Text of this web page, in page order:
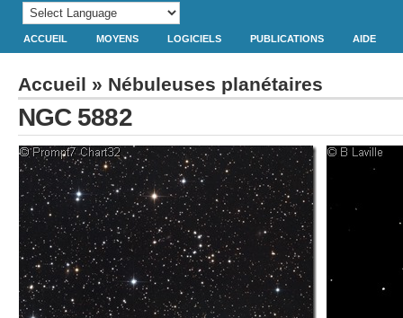
ACCUEIL MOYENS LOGICIELS PUBLICATIONS AIDE
Accueil » Nébuleuses planétaires
NGC 5882